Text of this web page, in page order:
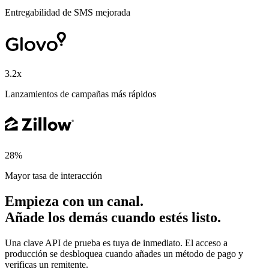
Entregabilidad de SMS mejorada
3.2x
Lanzamientos de campañas más rápidos
28%
Mayor tasa de interacción
Empieza con un canal.
Añade los demás cuando estés listo.
Una clave API de prueba es tuya de inmediato. El acceso a
producción se desbloquea cuando añades un método de pago y
verificas un remitente.